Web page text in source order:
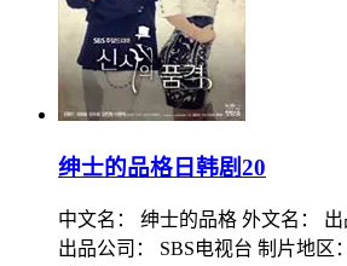
绅士的品格日韩剧20
中文名： 绅士的品格 外文名： 出
出品公司： SBS电视台 制片地区